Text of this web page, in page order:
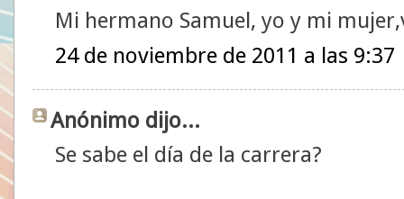
Mi hermano Samuel, yo y mi
24 de noviembre de 2011 a las 9:37
Anónimo dijo...
Se sabe el día de la carrera?